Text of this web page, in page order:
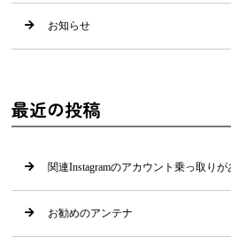
お知らせ
最近の投稿
関連Instagramのアカウント乗っ取りが
お勧めのアンテナ